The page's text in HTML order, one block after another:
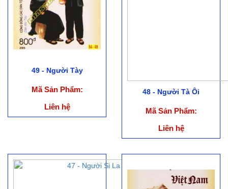
49 - Người Tày
Mã Sản Phẩm:
Liên hệ
48 - Người Tà Ôi
Mã Sản Phẩm:
Liên hệ